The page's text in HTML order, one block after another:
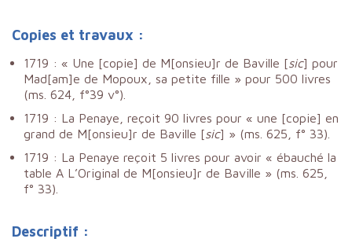
Copies et travaux :
1719 : « Une [copie] de M[onsieu]r de Baville [sic] pour
Mad[am]e de Mopoux, sa petite fille » pour 500 livres
(ms. 624, f°39 v°).
1719 : La Penaye, reçoit 90 livres pour « une [copie] en
grand de M[onsieu]r de Baville [sic] » (ms. 625, f° 33).
1719 : La Penaye reçoit 5 livres pour avoir « ébauché la
table A L’Original de M[onsieu]r de Baville » (ms. 625,
f° 33).
Descriptif :